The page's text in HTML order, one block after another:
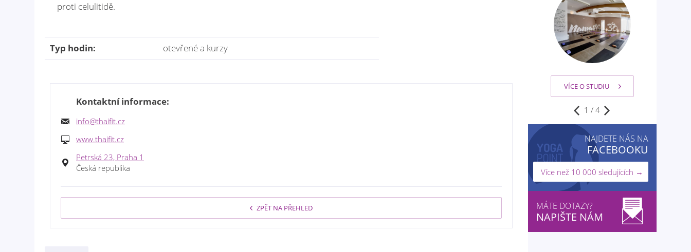
proti celulitidě.
Typ hodin: otevřené a kurzy
Kontaktní informace:
info@thaifit.cz
www.thaifit.cz
Petrská 23, Praha 1
Česká republika
ZPĚT NA PŘEHLED
VÍCE O STUDIU
2 / 4
NAJDETE NÁS NA
FACEBOOKU
Více než 10 000 sledujících →
MÁTE DOTAZY?
NAPIŠTE NÁM